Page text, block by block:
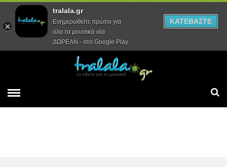
Αρχική Συνεντεύξεις Ρεπορτάζ
tralala.gr
Ενημερωθείτε πρώτοι για
όλα τα μουσικά νέα
ΔΩΡΕΑΝ - στο Google Play
ΚΑΤΕΒΑΣΤΕ